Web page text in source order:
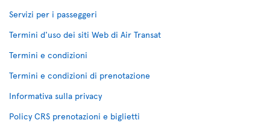
Servizi per i passeggeri
Termini d'uso dei siti Web di Air Transat
Termini e condizioni
Termini e condizioni di prenotazione
Informativa sulla privacy
Policy CRS prenotazioni e biglietti